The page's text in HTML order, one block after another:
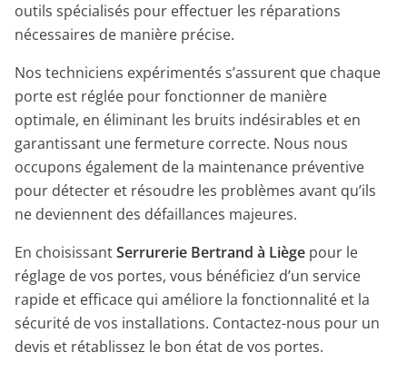
outils spécialisés pour effectuer les réparations
nécessaires de manière précise.
Nos techniciens expérimentés s’assurent que chaque
porte est réglée pour fonctionner de manière
optimale, en éliminant les bruits indésirables et en
garantissant une fermeture correcte. Nous nous
occupons également de la maintenance préventive
pour détecter et résoudre les problèmes avant qu’ils
ne deviennent des défaillances majeures.
En choisissantSerrurerie Bertrand à Liège pour le
réglage de vos portes, vous bénéficiez d’un service
rapide et efficace qui améliore la fonctionnalité et la
sécurité de vos installations. Contactez-nous pour un
devis et rétablissez le bon état de vos portes.